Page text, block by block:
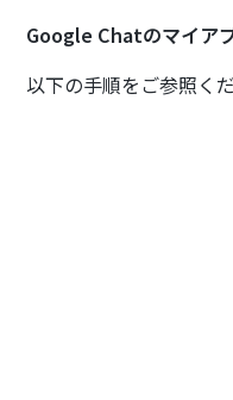
Google Chatのマイア
以下の手順をご参照くだ